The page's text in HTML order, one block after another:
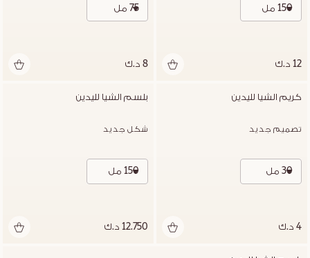
150 مل
12 د.ك
75 مل
8 د.ك
كريم الشيا لليدين
تصميم جديد
30 مل
4 د.ك
بلسم الشيا لليدين
شكل جديد
150 مل
12.750 د.ك